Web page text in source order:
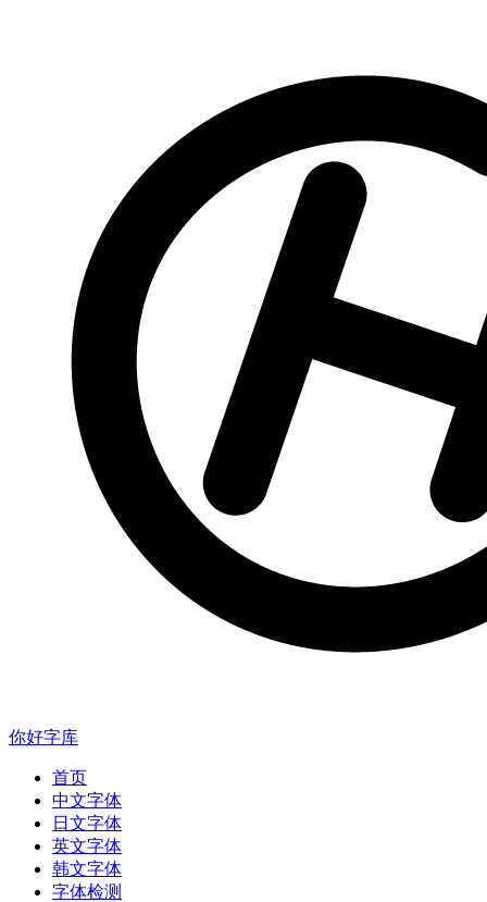
你好字库
首页
中文字体
日文字体
英文字体
韩文字体
字体检测